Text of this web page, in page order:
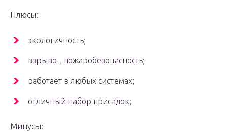
Плюсы:
экологичность;
взрыво-, пожаробезопасность;
работает в любых системах;
отличный набор присадок;
Минусы: